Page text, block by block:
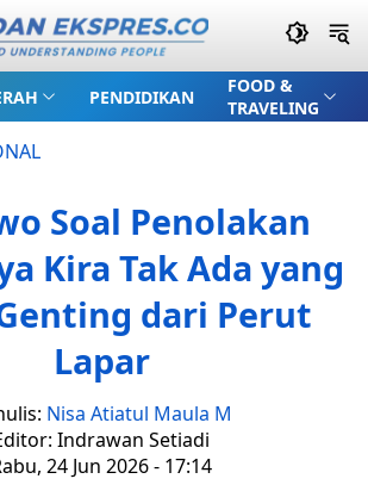
PENDIDIKAN
FOOD &
TRAVELING
Soal Penolakan
Kira Tak Ada yang
dari Perut
Lapar
Nisa Atiatul Maula M
Indrawan Setiadi
24 Jun 2026 - 17:14